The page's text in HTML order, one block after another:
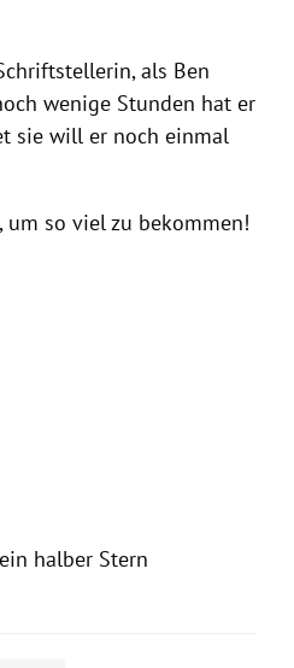
als Ben
wenige Stunden hat er
sie will er noch einmal
um so viel zu bekommen!
halber Stern